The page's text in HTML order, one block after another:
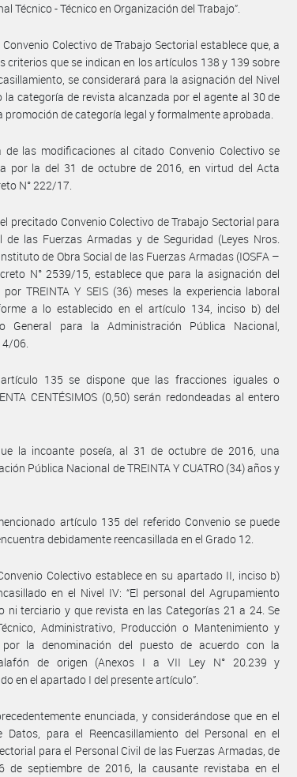
Técnico - Técnico en Organización del Trabajo”.
Colectivo de Trabajo Sectorial establece que, a
criterios que se indican en los artículos 138 y 139 sobre
se considerará para la asignación del Nivel
categoría de revista alcanzada por el agente al 30 de
promoción de categoría legal y formalmente aprobada.
las modificaciones al citado Convenio Colectivo se
por la del 31 de octubre de 2016, en virtud del Acta
N° 222/17.
precitado Convenio Colectivo de Trabajo Sectorial para
de las Fuerzas Armadas y de Seguridad (Leyes Nros.
de Obra Social de las Fuerzas Armadas (IOSFA –
N° 2539/15, establece que para la asignación del
TREINTA Y SEIS (36) meses la experiencia laboral
a lo establecido en el artículo 134, inciso b) del
General para la Administración Pública Nacional,
06.
135 se dispone que las fracciones iguales o
CENTÉSIMOS (0,50) serán redondeadas al entero
la incoante poseía, al 31 de octubre de 2016, una
Pública Nacional de TREINTA Y CUATRO (34) años y
artículo 135 del referido Convenio se puede
debidamente reencasillada en el Grado 12.
Colectivo establece en su apartado II, inciso b)
en el Nivel IV: “El personal del Agrupamiento
ni terciario y que revista en las Categorías 21 a 24. Se
Administrativo, Producción o Mantenimiento y
por la denominación del puesto de acuerdo con la
de origen (Anexos I a VII Ley N° 20.239 y
en el apartado I del presente artículo”.
enunciada, y considerándose que en el
Datos, para el Reencasillamiento del Personal en el
para el Personal Civil de las Fuerzas Armadas, de
de septiembre de 2016, la causante revistaba en el